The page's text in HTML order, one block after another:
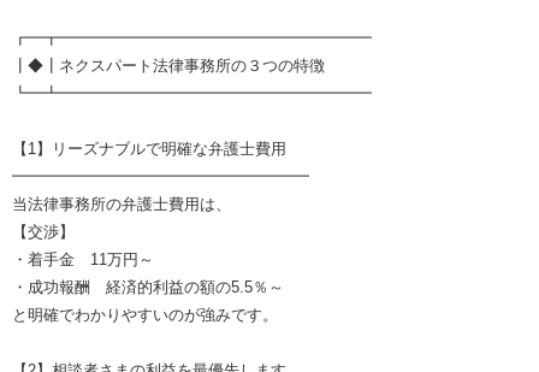
┏━┳━━━━━━━━━━━━━━━━━━━━
┃◆┃ネクスパート法律事務所の３つの特徴
┗━┻━━━━━━━━━━━━━━━━━━━━
【1】リーズナブルで明確な弁護士費用
━━━━━━━━━━━━━━━━━━━
当法律事務所の弁護士費用は、
【交渉】
・着手金 11万円～
・成功報酬 経済的利益の額の5.5％～
と明確でわかりやすいのが強みです。